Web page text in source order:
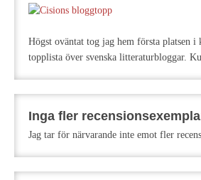
Högst oväntat tog jag hem första platsen i
topplista över svenska litteraturbloggar.
Inga fler
Jag tar för närvarande inte emot fler